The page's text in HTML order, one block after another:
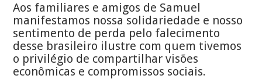
Aos familiares e amigos de Samuel
manifestamos nossa solidariedade e nosso
sentimento de perda pelo falecimento
desse brasileiro ilustre com quem tivemos
o privilégio de compartilhar visões
econômicas e compromissos sociais.